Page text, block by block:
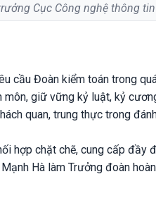
Cục Công nghệ thông
cầu Đoàn kiểm toán trong
môn, giữ vững kỷ luật, kỷ
quan, trung thực trong
hợp chặt chẽ, cung cấp đầy
Hà làm Trưởng đoàn